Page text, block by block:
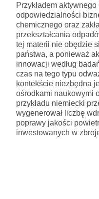
Przykładem
odpowiedzialności
chemicznego oraz
przekształcania
tej materii nie obędzie
państwa, a ponieważ
innowacji według
czas na tego typu
kontekście niezbędna
ośrodkami naukowymi
przykładu niemiecki
wygenerował liczbę
poprawy jakości
inwestowanych w